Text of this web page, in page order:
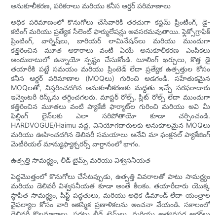
అనుకూలీకరణ, పరికరాలు మరియు కనీస ఆర్డర్ పరిమాణాలు
అధిక పరిమాణంలో కొనుగోలు చేసేవారికి తరచుగా కస్టమ్ ప్రింటింగ్, డై-
కటింగ్ మరియు ప్రత్యేక సీలెంట్ ఫార్ములేషన్లు అవసరమవుతాయి. ఫ్లెక్సోగ్రాఫిక్
ప్రింటింగ్, వార్నిష్‌లు, బారియర్ లామినేషన్‌లు మరియు ముందుగా
కత్తిరించిన మూత ఆకారాలు వంటి ఏయే అనుకూలీకరణ ఎంపికలు
అందుబాటులో ఉన్నాయో స్పష్టం చేసుకోండి. టూలింగ్ ఖర్చులు, కొత్త డై
తయారీకి పట్టే సమయం మరియు ప్రింటెడ్ లేదా ప్రత్యేక ఉత్పత్తుల కోసం
కనీస ఆర్డర్ పరిమాణాల (MOQలు) గురించి అడగండి. సహేతుకమైన
MOQలతో, విస్తరించదగిన అనుకూలీకరణకు మద్దతు ఇచ్చే సరఫరాదారు
ఇన్వెంటరీ రిస్క్‌ను తగ్గించగలరు. మాస్టర్ రోల్స్, స్లిట్ రోల్స్ లేదా ముందుగా
కత్తిరించిన మూతలు వంటి ప్యాకేజీ ఫార్మాట్‌ల గురించి మరియు అవి మీ
ఫిల్లింగ్ లైన్‌లకు ఎలా సరిపోతాయో కూడా చర్చించండి.
HARDVOGUE/Haimu వద్ద, వినియోగదారులకు అనుకూలమైన MOQలు
మరియు ఊహించదగిన డెలివరీ సమయాలు అనేవి మా ఫంక్షనల్ ప్యాకేజింగ్
మెటీరియల్ మాన్యుఫ్యాక్చరర్స్ వాగ్దానంలో భాగం.
ఉత్పత్తి సామర్థ్యం, ​​లీడ్ టైమ్స్ మరియు విశ్వసనీయత
పెద్దమొత్తంలో కొనుగోలు చేసేటప్పుడు, ఉత్పత్తి వివరాలతో పాటు సామర్థ్యం
మరియు డెలివరీ విశ్వసనీయత కూడా అంతే కీలకం. తయారీదారు యొక్క
స్థాపిత సామర్థ్యం, ​​షిఫ్ట్ పద్ధతులు, మరియు అధిక డిమాండ్ లేదా యంత్రాల
వైఫల్యాల కోసం వారి ఆకస్మిక ప్రణాళికలను అంచనా వేయండి. సకాలంలో